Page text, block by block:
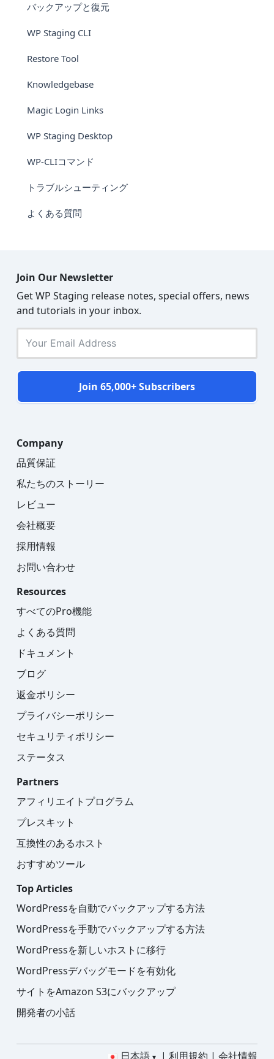
バックアップと復元
WP Staging CLI
Restore Tool
Knowledgebase
Magic Login Links
WP Staging Desktop
WP-CLIコマンド
トラブルシューティング
よくある質問
Join Our Newsletter
Get WP Staging release notes, special offers, news
and tutorials in your inbox.
Join 65,000+ Subscribers
Company
品質保証
私たちのストーリー
レビュー
会社概要
採用情報
お問い合わせ
Resources
すべてのPro機能
よくある質問
ドキュメント
ブログ
返金ポリシー
プライバシーポリシー
セキュリティポリシー
ステータス
Partners
アフィリエイトプログラム
プレスキット
互換性のあるホスト
おすすめツール
Top Articles
WordPressを自動でバックアップする方法
WordPressを手動でバックアップする方法
WordPressを新しいホストに移行
WordPressデバッグモードを有効化
サイトをAmazon S3にバックアップ
開発者の小話
日本語 利用規約 会社情報